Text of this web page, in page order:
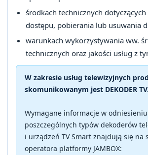
środkach technicznych
dostępu, pobierania lub usuwania
warunkach wykorzystywania ww.
technicznych oraz jakości usług z
W zakresie usług telewizyjnych
skomunikowanym jest DEKODER TV.
Wymagane informacje w
poszczególnych typów dekoderów
i urządzeń TV Smart znajdują się na
operatora platformy JAMBOX: